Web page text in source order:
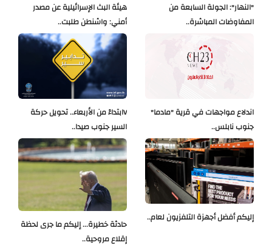
هيئة البث الإسرائيلية عن مصدر
أمني: واشنطن طلبت..
"النهار": الجولة السابعة من
المفاوضات المباشرة..
Vابتداءً من الأربعاء.. تحويل حركة
السير جنوب صيدا..
اندلاع مواجهات في قرية "مادما"
جنوب نابلس..
حادثة خطيرة... إليكم ما جرى لحظة
إقلاع مروحية..
إليكم أفضل أجهزة التلفزيون لعام..